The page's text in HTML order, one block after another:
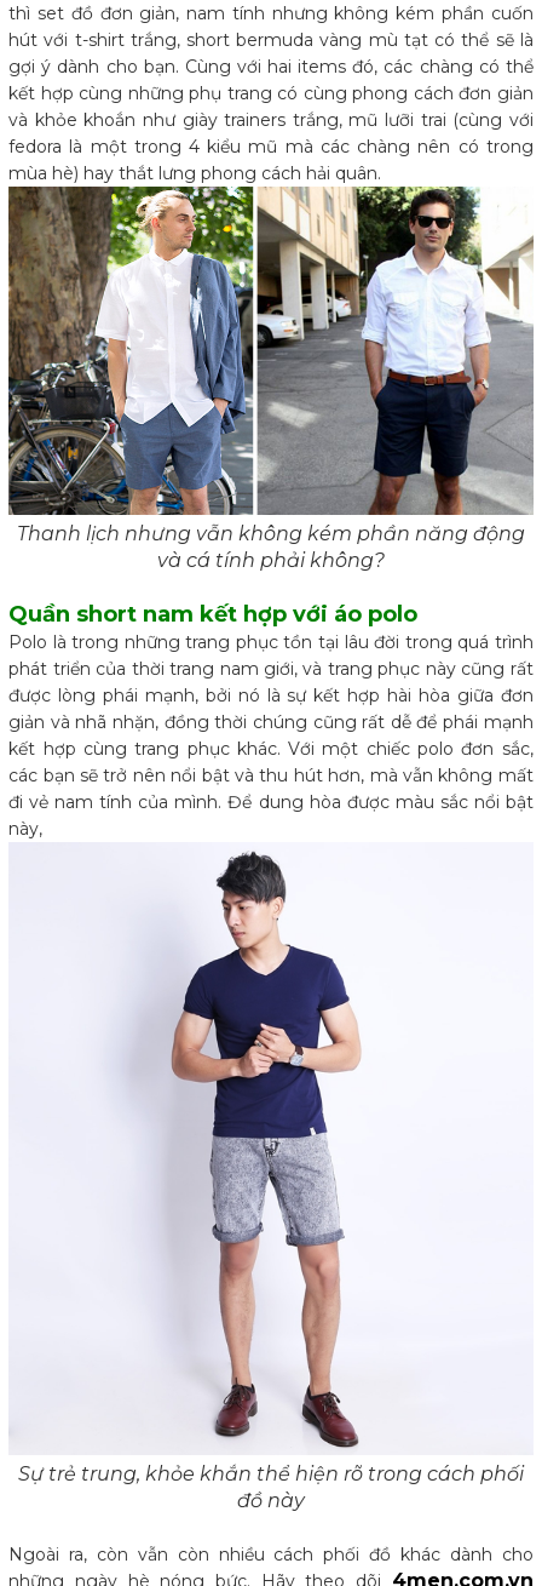
thì set đồ đơn giản, nam tính nhưng không kém phần cuốn
hút với t-shirt trắng, short bermuda vàng mù tạt có thể sẽ là
gợi ý dành cho bạn. Cùng với hai items đó, các chàng có thể
kết hợp cùng những phụ trang có cùng phong cách đơn giản
và khỏe khoắn như giày trainers trắng, mũ lưỡi trai (cùng với
fedora là một trong 4 kiểu mũ mà các chàng nên có trong
mùa hè) hay thắt lưng phong cách hải quân.
Thanh lịch nhưng vẫn không kém phần năng động
và cá tính phải không?
Quần short nam kết hợp với áo polo
Polo là trong những trang phục tồn tại lâu đời trong quá trình
phát triển của thời trang nam giới, và trang phục này cũng rất
được lòng phái mạnh, bởi nó là sự kết hợp hài hòa giữa đơn
giản và nhã nhặn, đồng thời chúng cũng rất dễ để phái mạnh
kết hợp cùng trang phục khác. Với một chiếc polo đơn sắc,
các bạn sẽ trở nên nổi bật và thu hút hơn, mà vẫn không mất
đi vẻ nam tính của mình. Để dung hòa được màu sắc nổi bật
này,
Sự trẻ trung, khỏe khắn thể hiện rõ trong cách phối
đồ này
Ngoài ra, còn vẫn còn nhiều cách phối đồ khác dành cho
những ngày hè nóng bức. Hãy theo dõi 4men.com.vn